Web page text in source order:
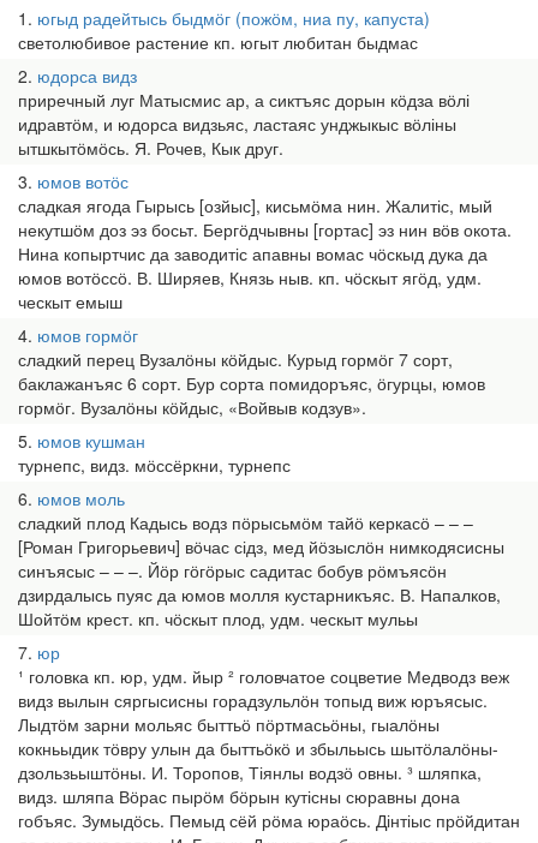
1 югыд радейтысь быдмӧг (пожӧм, ниа пу, капуста)
светолюбивое растение кп. югыт любитан быдмас
2 юдорса видз
приречный луг Матысмис ар, а сиктъяс дорын кӧдза вӧлі
идравтӧм, и юдорса видзьяс, ластаяс унджыкыс вӧліны
ытшкытӧмӧсь. Я. Рочев, Кык друг.
3 юмов вотӧс
сладкая ягода Гырысь [озйыс], кисьмӧма нин. Жалитіс, мый
некутшӧм доз эз босьт. Бергӧдчывны [гортас] эз нин вӧв окота.
Нина копыртчис да заводитіс апавны вомас чӧскыд дука да
юмов вотӧссӧ. В. Ширяев, Князь ныв. кп. чӧскыт ягӧд, удм.
ческыт емыш
4 юмов гормӧг
сладкий перец Вузалӧны кӧйдыс. Курыд гормӧг 7 сорт,
баклажанъяс 6 сорт. Бур сорта помидоръяс, ӧгурцы, юмов
гормӧг. Вузалӧны кӧйдыс, «Войвыв кодзув».
5 юмов кушман
турнепс, видз. мӧссёркни, турнепс
6 юмов моль
сладкий плод Кадысь водз пӧрысьмӧм тайӧ керкасӧ – – –
[Роман Григорьевич] вӧчас сідз, мед йӧзыслӧн нимкодясисны
синъясыс – – –. Йӧр гӧгӧрыс садитас бобув рӧмъясӧн
дзирдалысь пуяс да юмов молля кустарникъяс. В. Напалков,
Шойтӧм крест. кп. чӧскыт плод, удм. ческыт мульы
7 юр
¹ головка кп. юр, удм. йыр ² головчатое соцветие Медводз веж
видз вылын сяргысисны горадзульлӧн топыд виж юръясыс.
Лыдтӧм зарни мольяс быттьӧ пӧртмасьӧны, гыалӧны
кокньыдик тӧвру улын да быттьӧкӧ и збыльысь шытӧлалӧны-
дзользьыштӧны. И. Торопов, Тіянлы водзӧ овны. ³ шляпка,
видз. шляпа Вӧрас пырӧм бӧрын кутісны сюравны дона
гобъяс. Зумыдӧсь. Пемыд сёй рӧма юраӧсь. Дінтіыс прӧйдитан